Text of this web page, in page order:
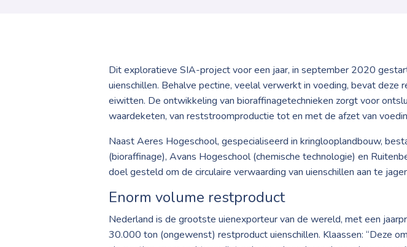
Dit exploratieve SIA-project voor een jaar, in september 2020
uienschillen. Behalve pectine, veelal verwerkt in voeding, bevat
eiwitten. De ontwikkeling van bioraffinagetechnieken zorgt voor
waardeketen, van reststroomproductie tot en met de afzet van
Naast Aeres Hogeschool, gespecialiseerd in kringlooplandbouw,
(bioraffinage), Avans Hogeschool (chemische technologie) en
doel gesteld om de circulaire verwaarding van uienschillen aan te
Enorm volume restproduct
Nederland is de grootste uienexporteur van de wereld, met een
30.000 ton (ongewenst) restproduct uienschillen. Klaassen: “Deze